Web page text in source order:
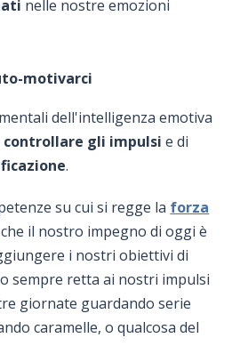
nelle nostre emozioni
motivarci
dell'intelligenza emotiva
controllare gli impulsi e di
.
su cui si regge la forza
il nostro impegno di oggi è
i nostri obiettivi di
sempre retta ai nostri impulsi
giornate guardando serie
caramelle, o qualcosa del